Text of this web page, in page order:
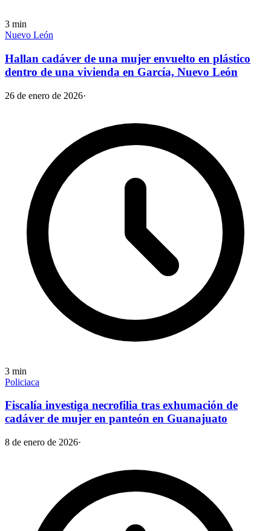
3 min
Nuevo León
Hallan cadáver de una mujer envuelto en plástico
dentro de una vivienda en García, Nuevo León
26 de enero de 2026·
3 min
Policiaca
Fiscalía investiga necrofilia tras exhumación de
cadáver de mujer en panteón en Guanajuato
8 de enero de 2026·